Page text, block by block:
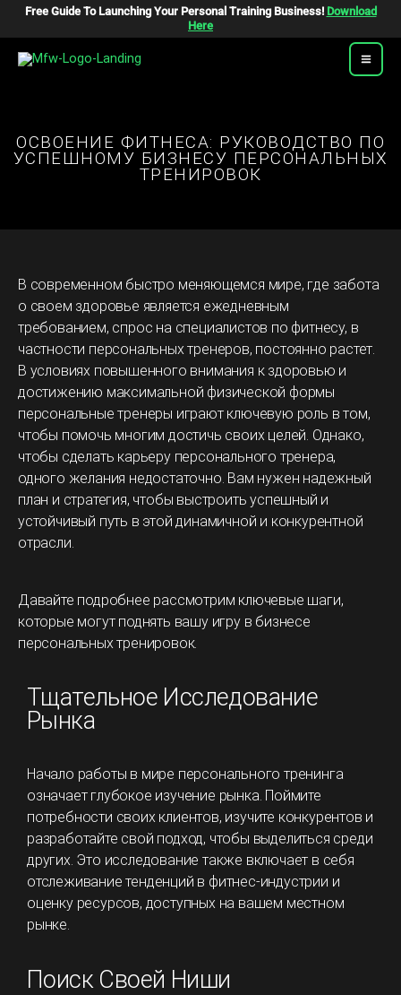
ПерейтиFree Guide To Launching Your Personal Training Business! Download
Here
ОСВОЕНИЕ ФИТНЕСА: РУКОВОДСТВО ПО
УСПЕШНОМУ БИЗНЕСУ ПЕРСОНАЛЬНЫХ
ТРЕНИРОВОК
В современном быстро меняющемся мире, где забота
о своем здоровье является ежедневным
требованием, спрос на специалистов по фитнесу, в
частности персональных тренеров, постоянно растет.
В условиях повышенного внимания к здоровью и
достижению максимальной физической формы
персональные тренеры играют ключевую роль в том,
чтобы помочь многим достичь своих целей. Однако,
чтобы сделать карьеру персонального тренера,
одного желания недостаточно. Вам нужен надежный
план и стратегия, чтобы выстроить успешный и
устойчивый путь в этой динамичной и конкурентной
отрасли.
Давайте подробнее рассмотрим ключевые шаги,
которые могут поднять вашу игру в бизнесе
персональных тренировок.
Тщательное Исследование
Рынка
Начало работы в мире персонального тренинга
означает глубокое изучение рынка. Поймите
потребности своих клиентов, изучите конкурентов и
разработайте свой подход, чтобы выделиться среди
других. Это исследование также включает в себя
отслеживание тенденций в фитнес-индустрии и
оценку ресурсов, доступных на вашем местном
рынке.
Поиск Своей Ниши